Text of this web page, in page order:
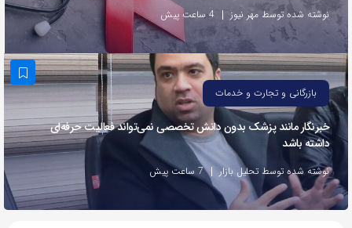
خود
به
اشتراک
بگذارید.
کپی
لینک
نوشته شده توسط مهر نیوز 4 ساعت پیش
بازرگانی و تجارت و خدمات
خبرنگار مانند پزشک بدون دانش تخصصی نمی‌تواند فعالیت حرفه‌ای
داشته باشد
نوشته شده توسط تحلیل بازار 7 ساعت پیش